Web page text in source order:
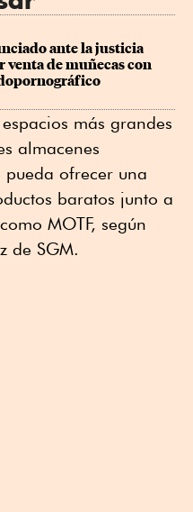
ante la justicia
venta de muñecas con
más grandes
almacenes
ofrecer una
baratos junto a
MOTF, según
de SGM.